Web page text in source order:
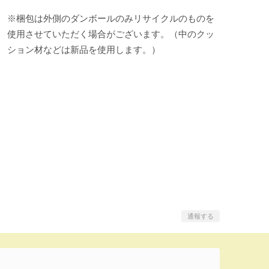
※梱包は外側のダンボールのみリサイクルのものを
使用させていただく場合がございます。（中のクッ
ション材などは新品を使用します。）
通報する